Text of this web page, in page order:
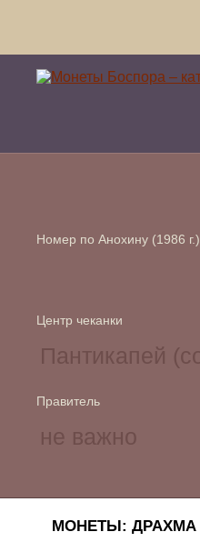
Номер по Анохину (1986 г.)
Центр чеканки
Правитель
МОНЕТЫ: ДРАХМА